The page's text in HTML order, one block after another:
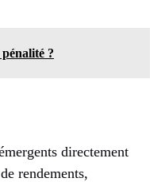
?
directement
rendements,